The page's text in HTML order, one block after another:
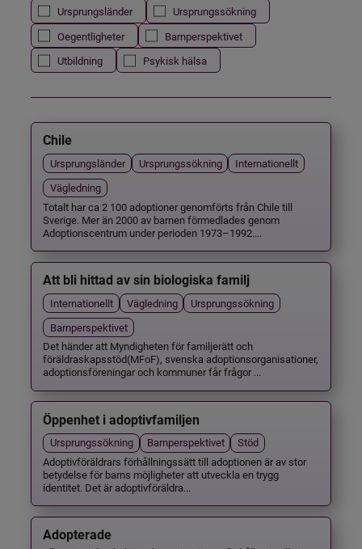
Ursprungsländer
Ursprungssökning
Oegentligheter
Barnperspektivet
Utbildning
Psykisk hälsa
Chile
Ursprungsländer Ursprungssökning
Internationellt
Vägledning
Totalt har ca 2 100 adoptioner genomförts från Chile till
Sverige. Mer än 2000 av barnen förmedlades genom
Adoptionscentrum under perioden 1973–1992....
Att bli hittad av sin biologiska familj
Internationellt Vägledning
Ursprungssökning
Barnperspektivet
Det händer att Myndigheten för familjerätt och
föräldraskapsstöd(MFoF), svenska adoptionsorganisationer,
adoptionsföreningar och kommuner får frågor ...
Öppenhet i adoptivfamiljen
Ursprungssökning Barnperspektivet
Stöd
Adoptivföräldrars förhållningssätt till adoptionen är av stor
betydelse för barns möjligheter att utveckla en trygg
identitet. Det är adoptivföräldra...
Adopterade